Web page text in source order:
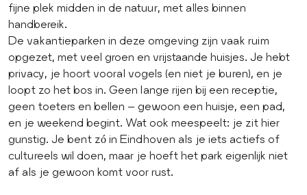
fijne plek midden in de natuur, met alles binnen
handbereik.
De vakantieparken in deze omgeving zijn vaak ruim
opgezet, met veel groen en vrijstaande huisjes. Je hebt
privacy, je hoort vooral vogels (en niet je buren), en je
loopt zo het bos in. Geen lange rijen bij een receptie,
geen toeters en bellen – gewoon een huisje, een pad,
en je weekend begint. Wat ook meespeelt: je zit hier
gunstig. Je bent zó in Eindhoven als je iets actiefs of
cultureels wil doen, maar je hoeft het park eigenlijk niet
af als je gewoon komt voor rust.